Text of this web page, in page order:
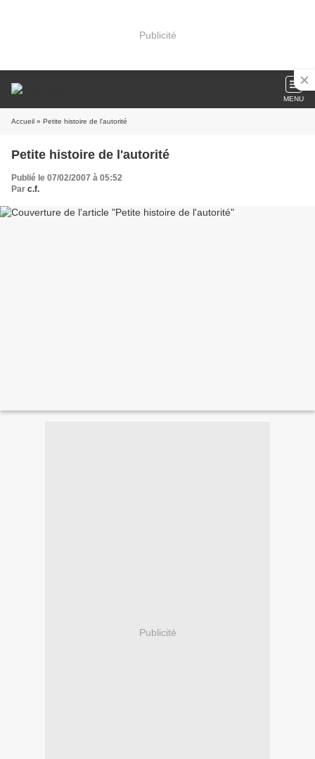
Publicité
MENU
Accueil » Petite histoire de l'autorité
Petite histoire de l'autorité
Publié le 07/02/2007 à 05:52
Par c.f.
Publicité